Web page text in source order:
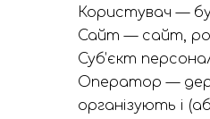
Користувач —
Сайт — сайт,
Суб’єкт
Оператор —
організують і